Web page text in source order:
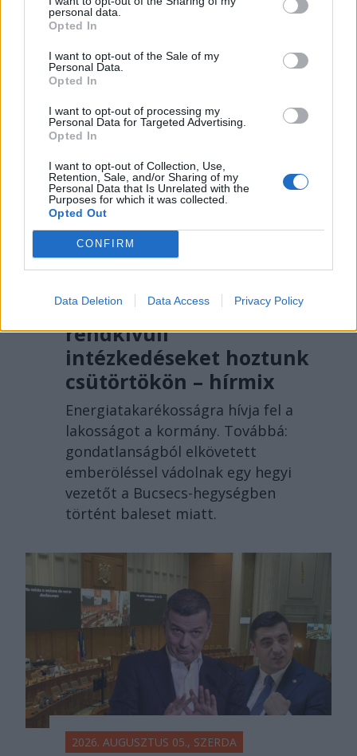
personal data.
Opted In
I want to opt-out of the Sale of my
Personal Data.
Opted In
I want to opt-out of processing my
Personal Data for Targeted Advertising.
Opted In
I want to opt-out of Collection, Use,
Retention, Sale, and/or Sharing of my
Personal Data that Is Unrelated with the
Purposes for which it was collected.
Opted Out
CONFIRM
Data Deletion Data Access Privacy Policy
//még
több
főtér.ro
2026. AUGUSZTUS 06., CSÜTÖRTÖK
energiaválság miatt
rendkívüli
intézkedéseket hoztunk
csütörtökön – hírmix
Energiatakarékosságra hívja fel a
lakosságot a kormány. Továbbá:
gondatlanságból elkövetett
emberöléssel vádolnak egy hegyi
vezetőt a Bucsecs-hegységben
történt baleset miatt.
2026. AUGUSZTUS 05., SZERDA